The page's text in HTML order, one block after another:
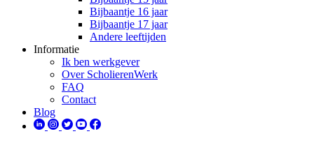
Bijbaantje 16 jaar
Bijbaantje 17 jaar
Andere leeftijden
Informatie
Ik ben werkgever
Over ScholierenWerk
FAQ
Contact
Blog